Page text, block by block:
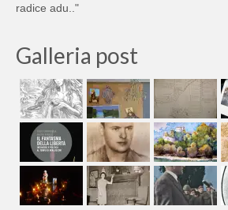
radice adu.."
Galleria post